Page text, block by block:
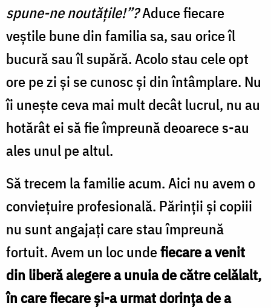
spune-ne noutăţile!”?Aduce fiecare
veştile bune din familia sa, sau orice îl
bucură sau îl supără. Acolo stau cele opt
ore pe zi şi se cunosc şi din întâmplare. Nu
îi uneşte ceva mai mult decât lucrul, nu au
hotărât ei să fie împreună deoarece s-au
ales unul pe altul.
Să trecem la familie acum. Aici nu avem o
convieţuire profesională. Părinţii şi copiii
nu sunt angajaţi care stau împreună
fortuit. Avem un loc undefiecare a venit
din liberă alegere a unuia de către celălalt,
în care fiecare şi-a urmat dorinţa de a